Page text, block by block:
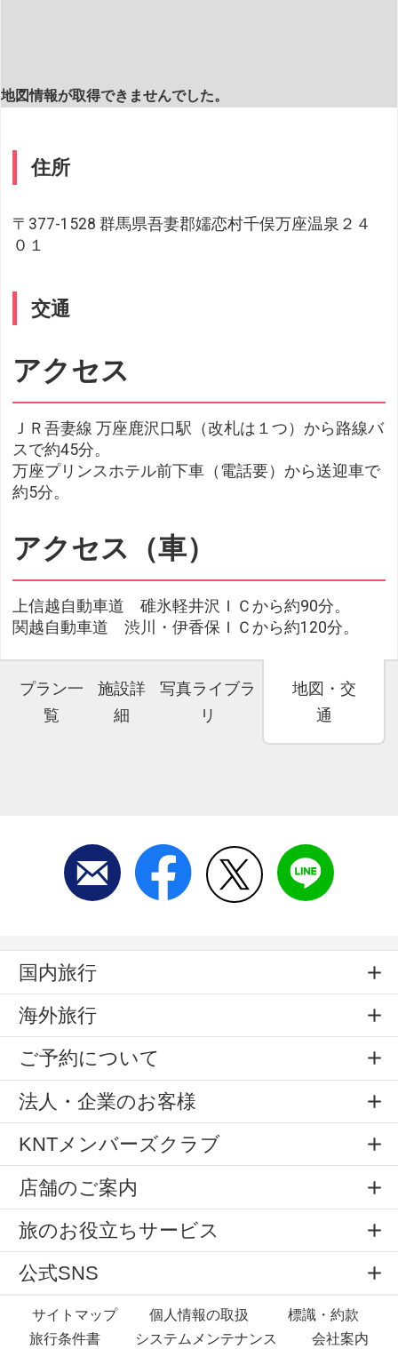
地図情報が取得できませんでした。
住所
〒377-1528 群馬県吾妻郡嬬恋村千俣万座温泉２４
０１
交通
アクセス
ＪＲ吾妻線 万座鹿沢口駅（改札は１つ）から路線バ
スで約45分。
万座プリンスホテル前下車（電話要）から送迎車で
約5分。
アクセス（車）
上信越自動車道 碓氷軽井沢ＩＣから約90分。
関越自動車道 渋川・伊香保ＩＣから約120分。
プラン一
覧
施設詳
細
写真ライブラ
リ
地図・交
通
国内旅行
海外旅行
ご予約について
法人・企業のお客様
KNTメンバーズクラブ
店舗のご案内
旅のお役立ちサービス
公式SNS
サイトマップ 個人情報の取扱
標識・約款
旅行条件書
システムメンテナンス 会社案内